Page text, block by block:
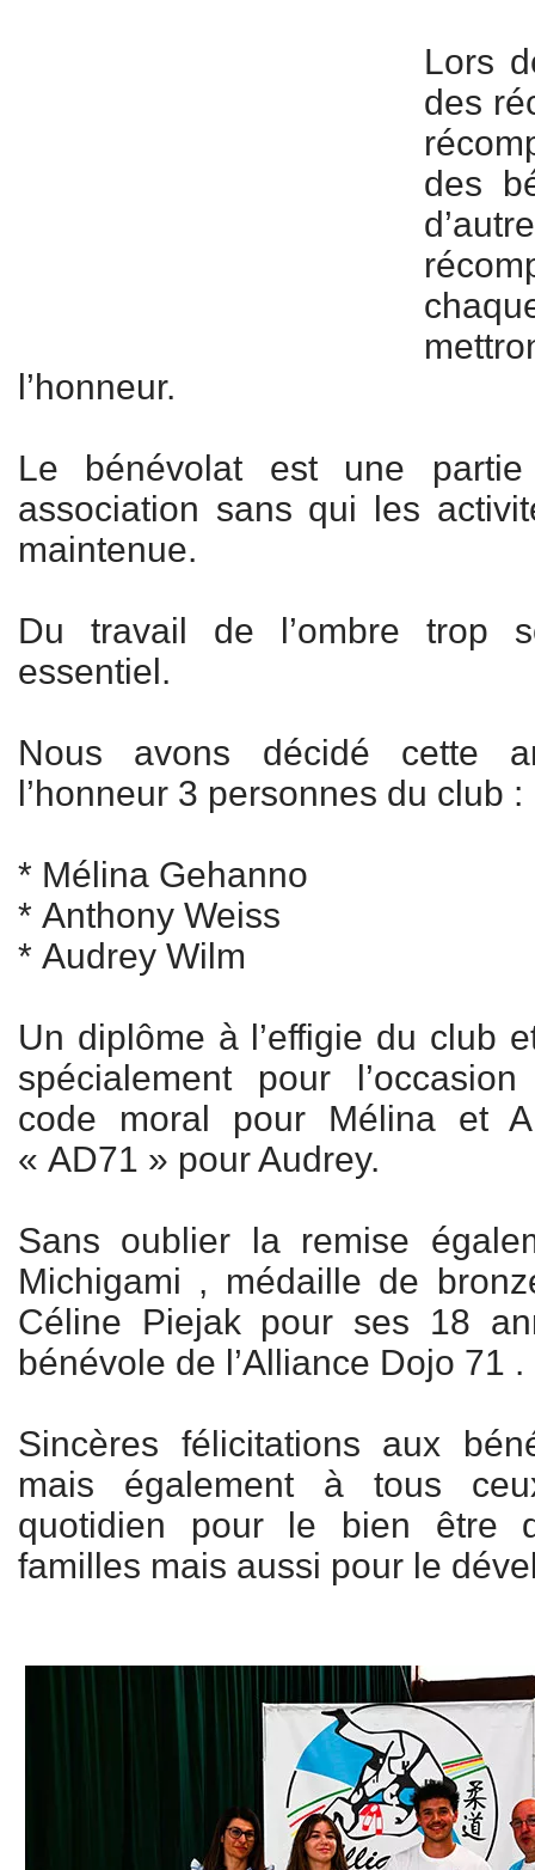
Lors
des
des
l’honneur.
Le bénévolat est une
association sans qui les
maintenue.
Du travail de l’ombre trop
essentiel.
Nous avons décidé cette
l’honneur 3 personnes du club :
* Mélina Gehanno
* Anthony Weiss
* Audrey Wilm
Un diplôme à l’effigie du club
spécialement pour
code moral pour Mélina et
« AD71 » pour Audrey.
Sans oublier la remise
Michigami , médaille de
Céline Piejak pour ses 18
bénévole de l’Alliance Dojo 71 .
Sincères félicitations aux
mais également à tous
quotidien pour le bien être
familles mais aussi pour le